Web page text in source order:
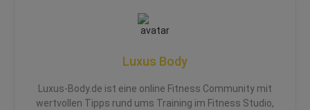
Luxus Body
Luxus-Body.de ist eine online Fitness Community mit
wertvollen Tipps rund ums Training im Fitness Studio,